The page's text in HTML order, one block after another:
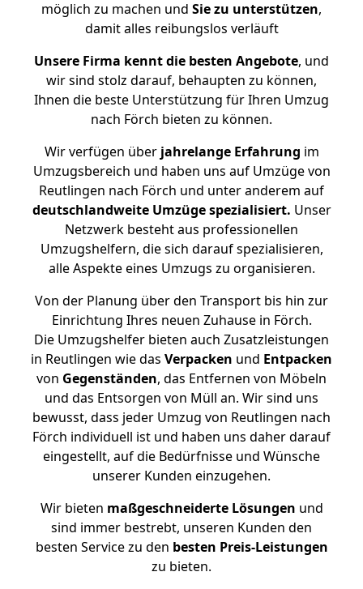
möglich zu machen und Sie zu unterstützen,
damit alles reibungslos verläuft
Unsere Firma kennt die besten Angebote, und
wir sind stolz darauf, behaupten zu können,
Ihnen die beste Unterstützung für Ihren Umzug
nach Förch bieten zu können.
Wir verfügen überjahrelange Erfahrung im
Umzugsbereich und haben uns auf Umzüge von
Reutlingen nach Förch und unter anderem auf
deutschlandweite Umzüge spezialisiert. Unser
Netzwerk besteht aus professionellen
Umzugshelfern, die sich darauf spezialisieren,
alle Aspekte eines Umzugs zu organisieren.
Von der Planung über den Transport bis hin zur
Einrichtung Ihres neuen Zuhause in Förch.
Die Umzugshelfer bieten auch Zusatzleistungen
in Reutlingen wie das Verpacken und Entpacken
von Gegenständen, das Entfernen von Möbeln
und das Entsorgen von Müll an. Wir sind uns
bewusst, dass jeder Umzug von Reutlingen nach
Förch individuell ist und haben uns daher darauf
eingestellt, auf die Bedürfnisse und Wünsche
unserer Kunden einzugehen.
Wir bieten maßgeschneiderte Lösungen und
sind immer bestrebt, unseren Kunden den
besten Service zu den besten Preis-Leistungen
zu bieten.